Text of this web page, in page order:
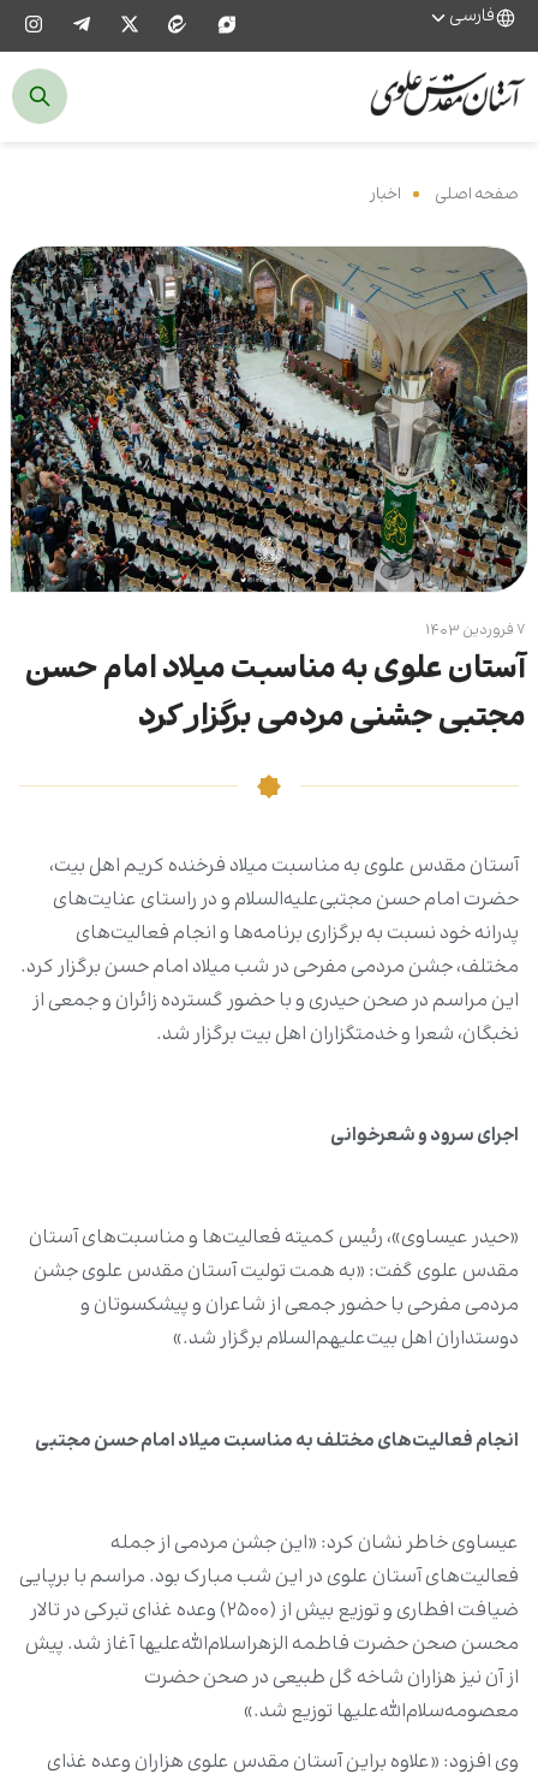
فارسی
صفحه اصلی اخبار
۷ فروردین ۱۴۰۳
آستان علوی به مناسبت میلاد امام حسن
مجتبی جشنی مردمی برگزار کرد
آستان مقدس علوی به مناسبت میلاد فرخنده کریم اهل بیت،
حضرت امام حسن مجتبی‌علیه‌السلام و در راستای عنایت‌های
پدرانه خود نسبت به برگزاری برنامه‌ها و انجام فعالیت‌های
مختلف، جشن مردمی مفرحی در شب میلاد امام حسن برگزار کرد.
این مراسم در صحن حیدری و با حضور گسترده زائران و جمعی از
نخبگان، شعرا و خدمتگزاران اهل بیت برگزار شد.
اجرای سرود و شعرخوانی
«حیدر عیساوی»، رئیس کمیته فعالیت‌ها و مناسبت‌های آستان
مقدس علوی گفت: «به همت تولیت آستان مقدس علوی جشن
مردمی مفرحی با حضور جمعی از شاعران و پیشکسوتان و
دوستداران اهل بیت‌علیهم‌السلام برگزار شد.»
انجام فعالیت‌های مختلف به مناسبت میلاد امام حسن مجتبی
عیساوی خاطر نشان کرد: «این جشن مردمی از جمله
فعالیت‌های آستان علوی در این شب مبارک بود. مراسم با برپایی
ضیافت افطاری و توزیع بیش از (۲۵۰۰) وعده غذای تبرکی در تالار
محسن صحن حضرت فاطمه الزهرا‌سلام‌الله‌علیها آغاز شد. پیش
از آن نیز هزاران شاخه گل طبیعی در صحن حضرت
معصومه‌‌سلام‌الله‌علیها توزیع شد.»
وی افزود: «علاوه ‌براین آستان مقدس علوی هزاران وعده غذای